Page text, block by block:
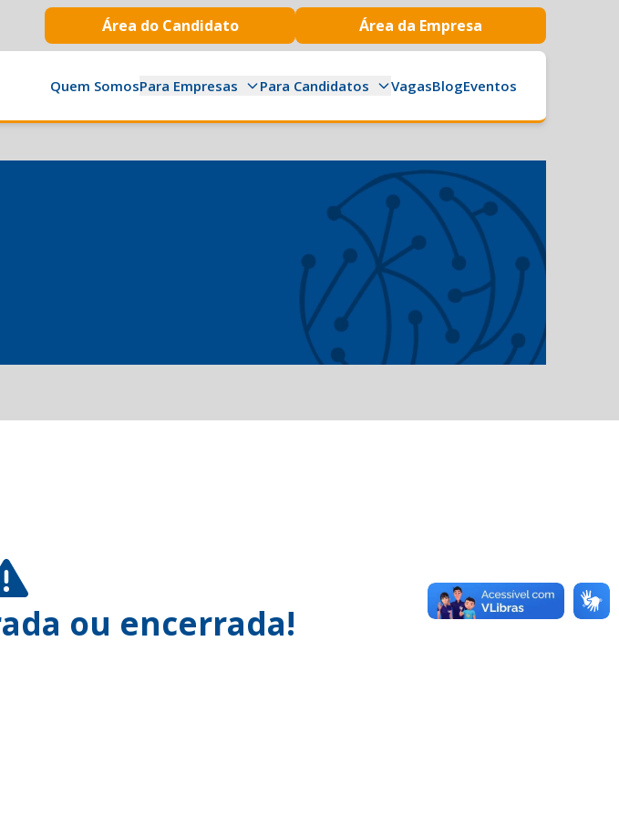
Área do Candidato Área da Empresa
Quem SomosPara Empresas Para Candidatos VagasBlogEventos
ou encerrada!